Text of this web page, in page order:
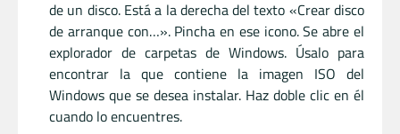
de un disco. Está a la derecha del texto «Crear disco
de arranque con…». Pincha en ese icono. Se abre el
explorador de carpetas de Windows. Úsalo para
encontrar la que contiene la imagen ISO del
Windows que se desea instalar. Haz doble clic en él
cuando lo encuentres.